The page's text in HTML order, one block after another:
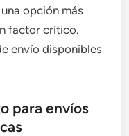
opción más
factor crítico.
envío disponibles
para envíos